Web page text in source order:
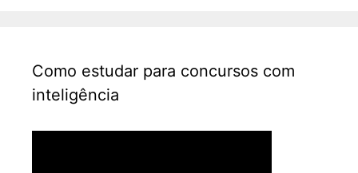
Como estudar para concursos com
inteligência